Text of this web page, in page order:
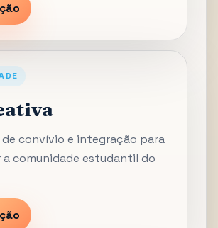
convívio e integração para
comunidade estudantil do